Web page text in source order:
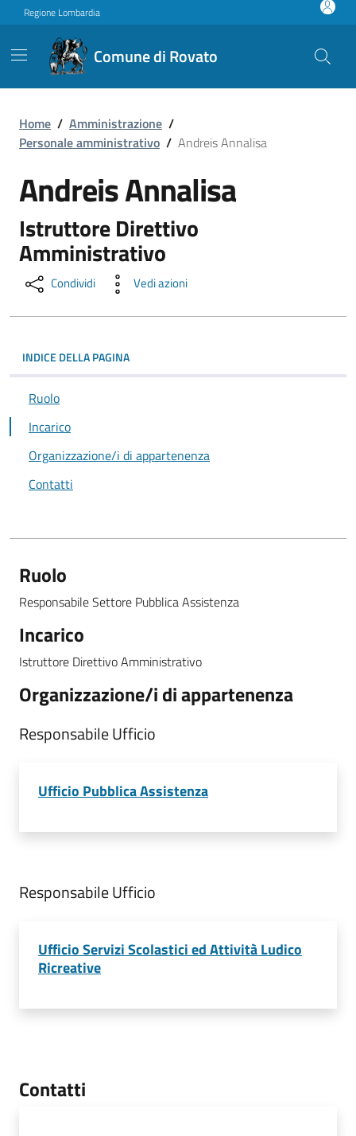
Vai ai contenuti
Vai al footer
Regione Lombardia
Comune di Rovato
Andreis Annalisa
Home / Amministrazione /
Personale amministrativo / Andreis Annalisa
Andreis Annalisa
Istruttore Direttivo
Amministrativo
Condividi Vedi azioni
INDICE DELLA PAGINA
Ruolo
Incarico
Organizzazione/i di appartenenza
Contatti
Ruolo
Responsabile Settore Pubblica Assistenza
Incarico
Istruttore Direttivo Amministrativo
Organizzazione/i di appartenenza
Responsabile Ufficio
Ufficio Pubblica Assistenza
Responsabile Ufficio
Ufficio Servizi Scolastici ed Attività Ludico
Ricreative
Contatti